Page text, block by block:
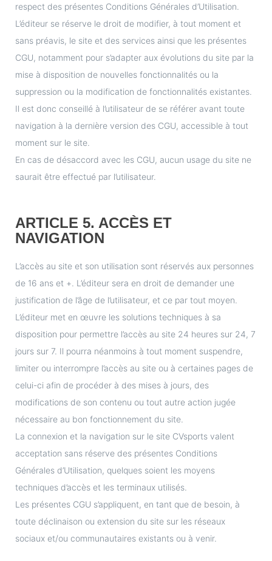
respect des présentes Conditions Générales d’Utilisation.
L’éditeur se réserve le droit de modifier, à tout moment et
sans préavis, le site et des services ainsi que les présentes
CGU, notamment pour s’adapter aux évolutions du site par la
mise à disposition de nouvelles fonctionnalités ou la
suppression ou la modification de fonctionnalités existantes.
Il est donc conseillé à l’utilisateur de se référer avant toute
navigation à la dernière version des CGU, accessible à tout
moment sur le site.
En cas de désaccord avec les CGU, aucun usage du site ne
saurait être effectué par l’utilisateur.
ARTICLE 5. ACCÈS ET
NAVIGATION
L’accès au site et son utilisation sont réservés aux personnes
de 16 ans et +. L’éditeur sera en droit de demander une
justification de l’âge de l’utilisateur, et ce par tout moyen.
L’éditeur met en œuvre les solutions techniques à sa
disposition pour permettre l’accès au site 24 heures sur 24, 7
jours sur 7. Il pourra néanmoins à tout moment suspendre,
limiter ou interrompre l’accès au site ou à certaines pages de
celui-ci afin de procéder à des mises à jours, des
modifications de son contenu ou tout autre action jugée
nécessaire au bon fonctionnement du site.
La connexion et la navigation sur le site CVsports valent
acceptation sans réserve des présentes Conditions
Générales d’Utilisation, quelques soient les moyens
techniques d’accès et les terminaux utilisés.
Les présentes CGU s’appliquent, en tant que de besoin, à
toute déclinaison ou extension du site sur les réseaux
sociaux et/ou communautaires existants ou à venir.